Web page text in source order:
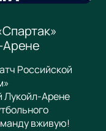
Арене
Российской
Лукойл-Арене
вживую!